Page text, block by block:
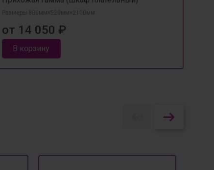
Размеры 800мм×520мм×2100мм
от 14 050 ₽
В корзину